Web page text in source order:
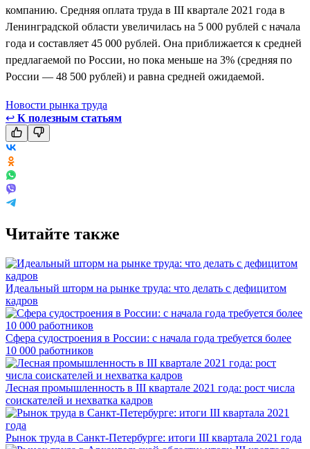
компанию. Средняя оплата труда в III квартале 2021 года в
Ленинградской области увеличилась на 5 000 рублей с начала
года и составляет 45 000 рублей. Она приближается к средней
предлагаемой по России, но пока меньше на 3% (средняя по
России — 48 500 рублей) и равна средней ожидаемой.
Новости рынка труда
↩ К полезным статьям
Читайте также
Идеальный шторм на рынке труда: что делать с дефицитом
кадров
Сфера судостроения в России: с начала года требуется более
10 000 работников
Лесная промышленность в III квартале 2021 года: рост числа
соискателей и нехватка кадров
Рынок труда в Санкт-Петербурге: итоги III квартала 2021 года